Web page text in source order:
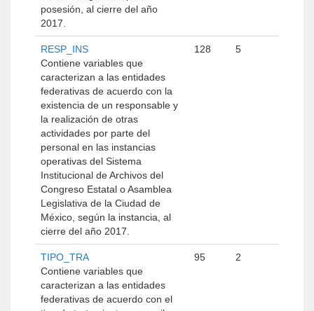
posesión, al cierre del año
2017.
RESP_INS
Contiene variables que
caracterizan a las entidades
federativas de acuerdo con la
existencia de un responsable y
la realización de otras
actividades por parte del
personal en las instancias
operativas del Sistema
Institucional de Archivos del
Congreso Estatal o Asamblea
Legislativa de la Ciudad de
México, según la instancia, al
cierre del año 2017.
128 5
TIPO_TRA
Contiene variables que
caracterizan a las entidades
federativas de acuerdo con el
95 2